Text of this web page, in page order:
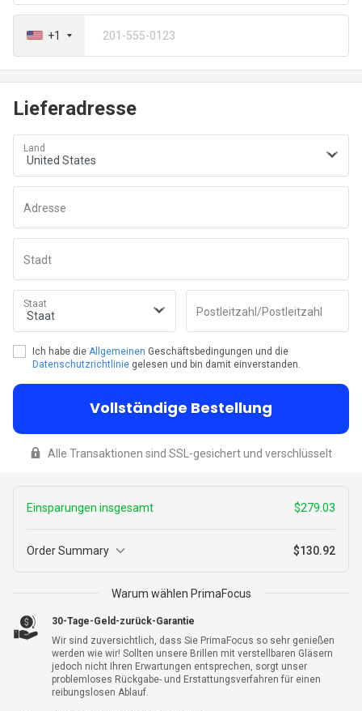
+1
Lieferadresse
Land
Adresse
Stadt
Staat
Postleitzahl/Postleitzahl
Ich habe die Allgemeinen Geschäftsbedingungen und die
Datenschutzrichtlinie gelesen und bin damit einverstanden.
Vollständige Bestellung
Alle Transaktionen sind SSL-gesichert und verschlüsselt
Einsparungen insgesamt $279.03
Order Summary $130.92
Zwischensumme
$119.97
Versand
Warum wählen PrimaFocus
30-Tage-Geld-zurück-Garantie
Wir sind zuversichtlich, dass Sie PrimaFocus so sehr genießen
werden wie wir! Sollten unsere Brillen mit verstellbaren Gläsern
jedoch nicht Ihren Erwartungen entsprechen, sorgt unser
problemloses Rückgabe- und Erstattungsverfahren für einen
reibungslosen Ablauf.